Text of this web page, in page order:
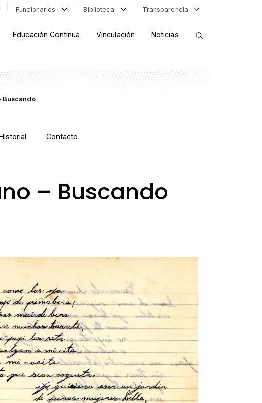
Funcionarios Biblioteca Transparencia
Educación Continua Vinculación Noticias
Buscando
Contacto
– Buscando